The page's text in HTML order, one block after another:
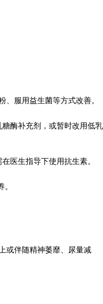
服用益生菌等方式改善。
酶补充剂，或暂时改用低乳
医生指导下使用抗生素。
或伴随精神萎靡、尿量减